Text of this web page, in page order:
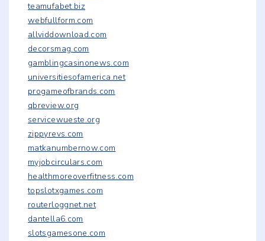
teamufabet.biz
webfullform.com
allviddownload.com
decorsmag.com
gamblingcasinonews.com
universitiesofamerica.net
progameofbrands.com
qbreview.org
servicewueste.org
zippyrevs.com
matkanumbernow.com
myjobcirculars.com
healthmoreoverfitness.com
topslotxgames.com
routerloggnet.net
dantella6.com
slotsgamesone.com